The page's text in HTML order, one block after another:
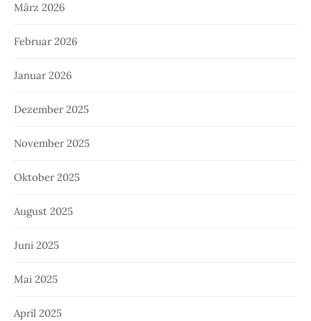
März 2026
Februar 2026
Januar 2026
Dezember 2025
November 2025
Oktober 2025
August 2025
Juni 2025
Mai 2025
April 2025